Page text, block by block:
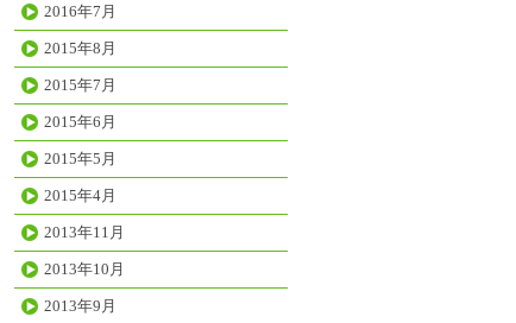
2016年7月
2015年8月
2015年7月
2015年6月
2015年5月
2015年4月
2013年11月
2013年10月
2013年9月